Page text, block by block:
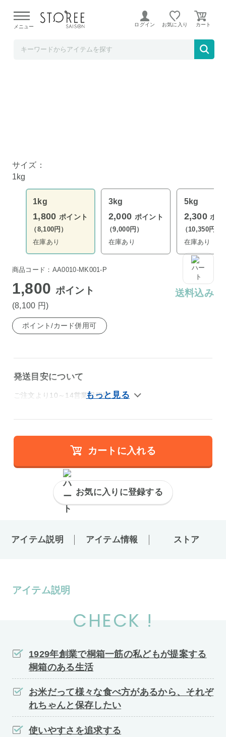
よる配送遅延が発生しております。
メニュー ログイン お気に入り
kirihako 米櫃【 kome-bitsu 】 1kg
サイズ：
1kg
1kg
1,800 ポイント
（8,100円）
在庫あり
3kg
2,000 ポイント
（9,000円）
在庫あり
5kg
2,300 ポ
（10,350円）
在庫あり
商品コード：AA0010-MK001-P
1,800 ポイント
(8,100 円)
送料込み
ポイント/カード併用可
発送目安について
ご注文より10～14営業日程度
カートに入れる
お気に入りに登録する
アイテム説明 アイテム情報 ストア
アイテム説明
CHECK !
1929年創業で桐箱一筋の私どもが提案する
桐箱のある生活
お米だって様々な食べ方があるから、それぞ
れちゃんと保存したい
使いやすさを追求する